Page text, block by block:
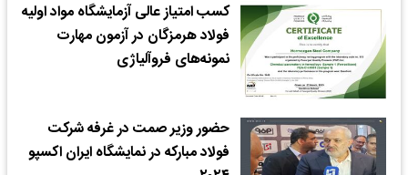
کسب امتیاز عالی آزمایشگاه مواد اولیه
فولاد هرمزگان در آزمون مهارت
نمونه‌های فروآلیاژی
حضور وزیر صمت در غرفه شرکت
فولاد مبارکه در نمایشگاه ایران اکسپو